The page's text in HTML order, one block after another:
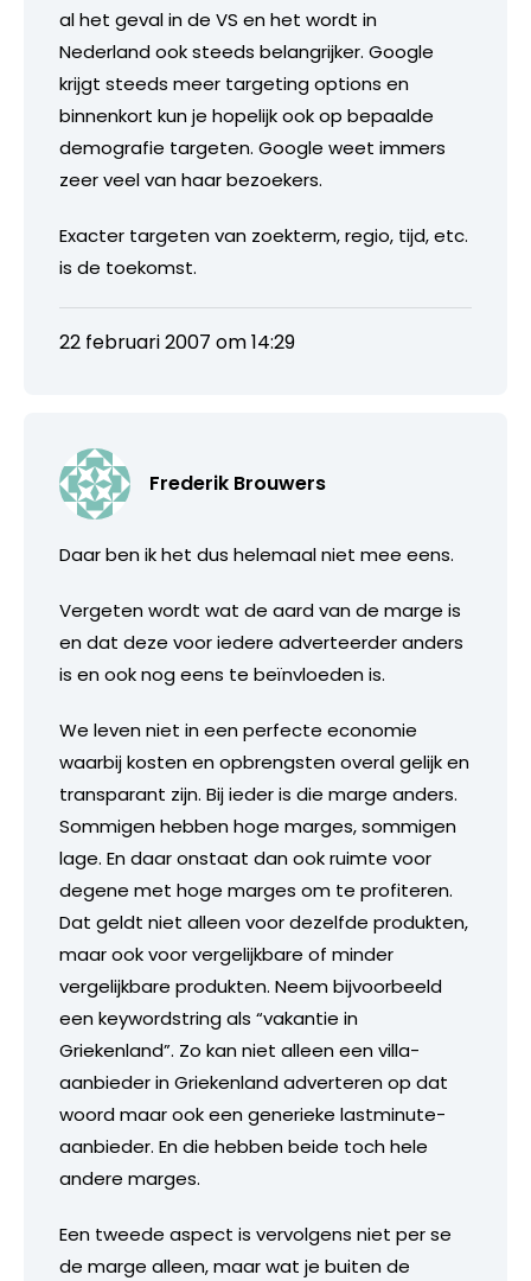
al het geval in de VS en het wordt in
Nederland ook steeds belangrijker. Google
krijgt steeds meer targeting options en
binnenkort kun je hopelijk ook op bepaalde
demografie targeten. Google weet immers
zeer veel van haar bezoekers.
Exacter targeten van zoekterm, regio, tijd, etc.
is de toekomst.
22 februari 2007 om 14:29
Frederik Brouwers
Daar ben ik het dus helemaal niet mee eens.
Vergeten wordt wat de aard van de marge is
en dat deze voor iedere adverteerder anders
is en ook nog eens te beïnvloeden is.
We leven niet in een perfecte economie
waarbij kosten en opbrengsten overal gelijk en
transparant zijn. Bij ieder is die marge anders.
Sommigen hebben hoge marges, sommigen
lage. En daar onstaat dan ook ruimte voor
degene met hoge marges om te profiteren.
Dat geldt niet alleen voor dezelfde produkten,
maar ook voor vergelijkbare of minder
vergelijkbare produkten. Neem bijvoorbeeld
een keywordstring als “vakantie in
Griekenland”. Zo kan niet alleen een villa-
aanbieder in Griekenland adverteren op dat
woord maar ook een generieke lastminute-
aanbieder. En die hebben beide toch hele
andere marges.
Een tweede aspect is vervolgens niet per se
de marge alleen, maar wat je buiten de